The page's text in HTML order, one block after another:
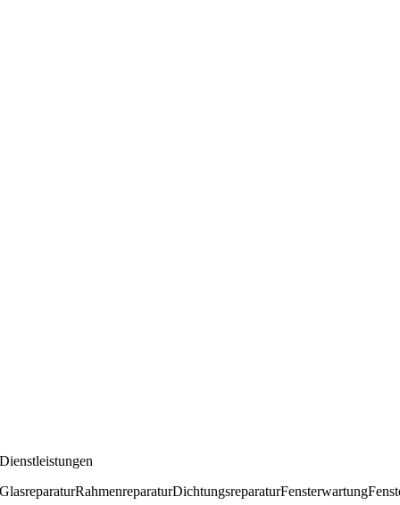
Dienstleistungen
GlasreparaturRahmenreparaturDichtungsreparaturFensterwartung